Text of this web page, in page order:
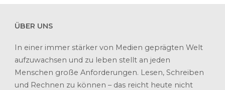
ÜBER UNS
In einer immer stärker von Medien geprägten Welt
aufzuwachsen und zu leben stellt an jeden
Menschen große Anforderungen. Lesen, Schreiben
und Rechnen zu können – das reicht heute nicht